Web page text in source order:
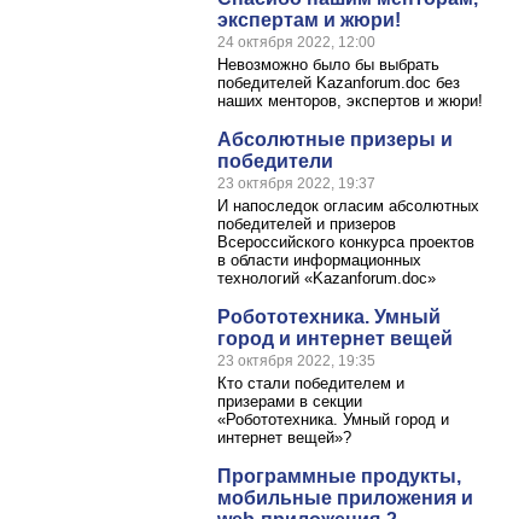
экспертам и жюри!
24 октября 2022, 12:00
Невозможно было бы выбрать
победителей Kazanforum.doc без
наших менторов, экспертов и жюри!
Абсолютные призеры и
победители
23 октября 2022, 19:37
И напоследок огласим абсолютных
победителей и призеров
Всероссийского конкурса проектов
в области информационных
технологий «Kazanforum.doc»
Робототехника. Умный
город и интернет вещей
23 октября 2022, 19:35
Кто стали победителем и
призерами в секции
«Робототехника. Умный город и
интернет вещей»?
Программные продукты,
мобильные приложения и